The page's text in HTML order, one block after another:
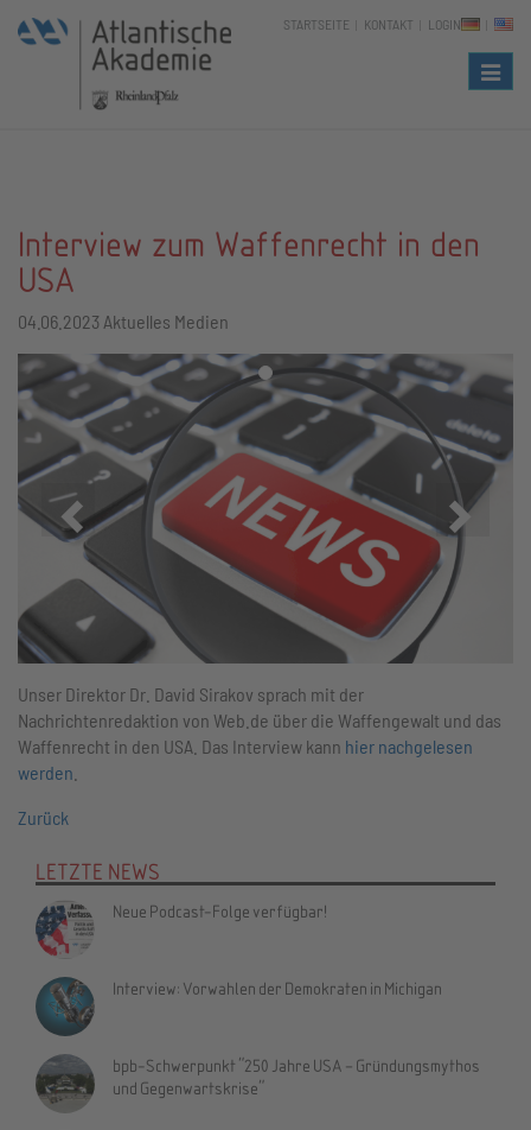
STARTSEITE KONTAKT LOGIN
Interview zum Waffenrecht in den
USA
04.06.2023 Aktuelles Medien
Zurück Vor
Unser Direktor Dr. David Sirakov sprach mit der
Nachrichtenredaktion von Web.de über die Waffengewalt und das
Waffenrecht in den USA. Das Interview kann hier nachgelesen
werden
Zurück
LETZTE NEWS
Neue Podcast-Folge verfügbar!
Interview: Vorwahlen der Demokraten in Michigan
bpb-Schwerpunkt "250 Jahre USA – Gründungsmythos
und Gegenwartskrise"